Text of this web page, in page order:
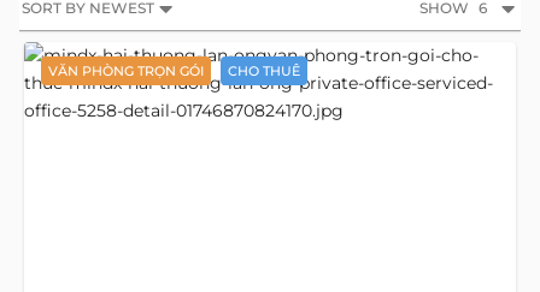
SORT BY NEWEST SHOW 6
VĂN PHÒNG TRỌN GÓI CHO THUÊ